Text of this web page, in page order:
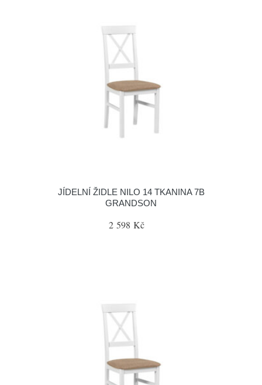
JÍDELNÍ ŽIDLE NILO 14 TKANINA 7B
GRANDSON
2 598 Kč